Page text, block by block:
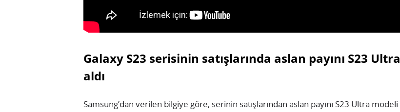
Galaxy S23 serisinin satışlarında aslan payını S23 Ultra
aldı
Samsung’dan verilen bilgiye göre, serinin satışlarından aslan payını S23 Ultra modeli